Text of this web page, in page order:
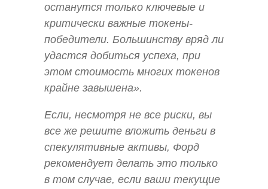
останутся только ключевые и
критически важные токены-
победители. Большинству вряд ли
удастся добиться успеха, при
этом стоимость многих токенов
крайне завышена».
Если, несмотря не все риски, вы
все же решите вложить деньги в
спекулятивные активы, Форд
рекомендует делать это только
в том случае, если ваши текущие